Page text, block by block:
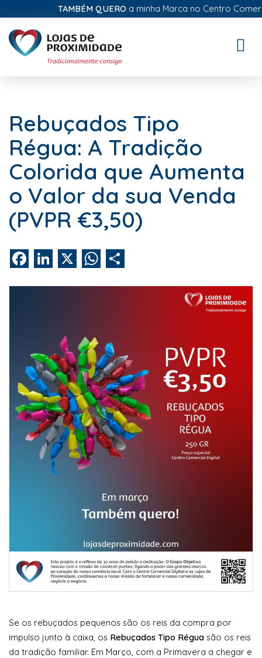
TAMBÉM QUEROa minha Marca no Centro
Rebuçados Tipo
Régua: A Tradição
Colorida que Aumenta
o Valor da sua Venda
(PVPR €3,50)
FacebookLinkedIn WhatsApp
Se os rebuçados pequenos são os reis da compra por
impulso junto à caixa, os Rebuçados Tipo Régua são os reis
da tradição familiar. Em Março, com a Primavera a chegar e